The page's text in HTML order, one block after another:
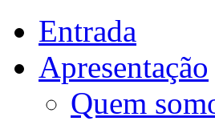
Entrada
Apresentação
Quem